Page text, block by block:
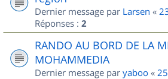
Dernier message par Larsen «
Réponses : 2
RANDO AU BORD DE LA
MOHAMMEDIA
Dernier message par yaboo «